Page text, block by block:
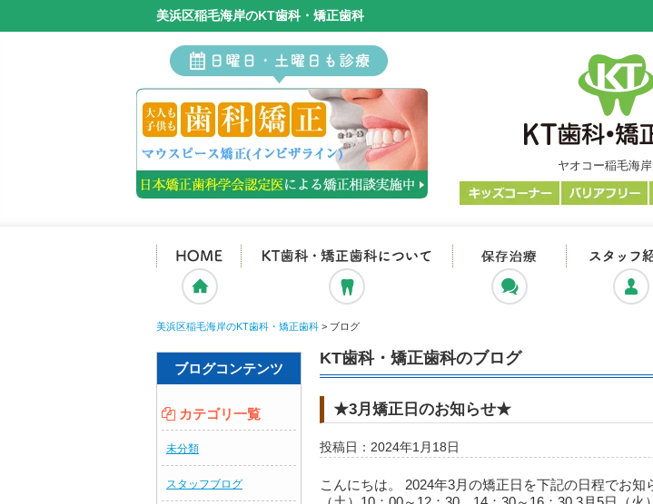
美浜区稲毛海岸のKT歯科・矯正歯科
ヤオコー稲毛海
ホーム KT歯科・矯正歯科について
抜かない・
美浜区稲毛海岸のKT歯科・矯正歯科 > ブログ
ブログコンテンツ
カテゴリ一覧
未分類
スタッフブログ
KT歯科・矯正歯科のブログ
★3月矯正日のお知らせ★
投稿日：2024年1月18日
こんにちは。 2024年3月の矯正日を下記の日程でお